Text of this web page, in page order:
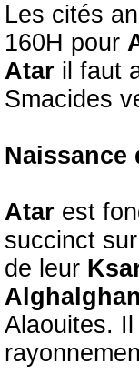
Les cités
160H pour
Atar il faut
Smacides
Naissance
Atar est
succinct
de leur
Alaouites.